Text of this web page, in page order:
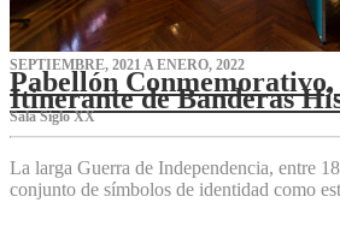
SEPTIEMBRE, 2021 A ENERO, 2022
Pabellón Conmemorativo,
Itinerante de Banderas
Sala Siglo XX
La larga Guerra de Independencia, entre
conjunto de símbolos de identidad como